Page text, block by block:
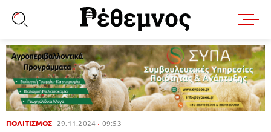
ΠΟΛΙΤΙΣΜΟΣ 29.11.2024 09:53